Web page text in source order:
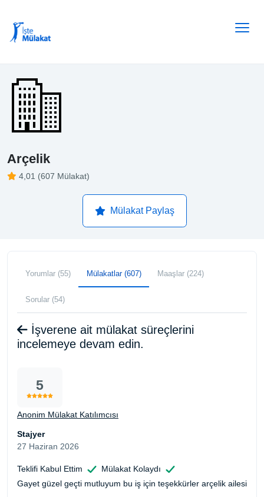
Arçelik
4,01 (607 Mülakat)
Mülakat Paylaş
Yorumlar (55) Mülakatlar (607) Maaşlar (224)
Sorular (54)
İşverene ait mülakat süreçlerini
incelemeye devam edin.
5
Anonim Mülakat Katılımcısı
Stajyer
27 Haziran 2026
Teklifi Kabul Ettim
Mülakat Kolaydı
Gayet güzel geçti mutluyum bu iş için teşekkürler arçelik ailesi